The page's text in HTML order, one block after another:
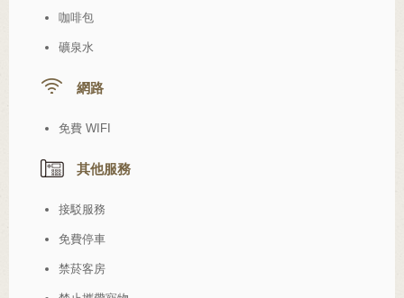
咖啡包
礦泉水
網路
免費 WIFI
其他服務
接駁服務
免費停車
禁菸客房